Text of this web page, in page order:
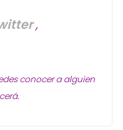
,
conocer a alguien